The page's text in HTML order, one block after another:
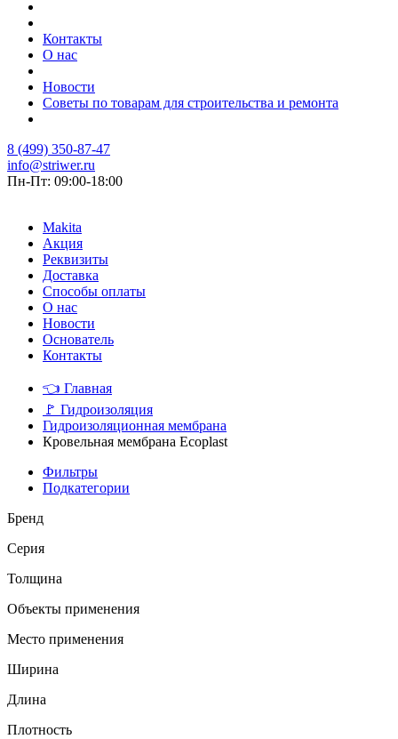
Контакты
О нас
Новости
Советы по товарам для строительства и ремонта
8 (499) 350-87-47
info@striwer.ru
Пн-Пт: 09:00-18:00
Makita
Акция
Реквизиты
Доставка
Способы оплаты
О нас
Новости
Основатель
Контакты
👈 Главная
🚩 Гидроизоляция
Гидроизоляционная мембрана
Кровельная мембрана Ecoplast
Фильтры
Подкатегории
Бренд
Серия
Толщина
Объекты применения
Место применения
Ширина
Длина
Плотность